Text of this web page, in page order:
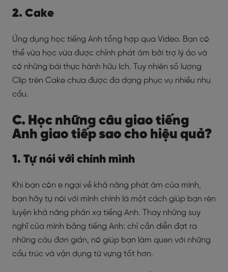
2. Cake
Ứng dụng học tiếng Anh tổng hợp qua Video. Bạn có
thể vừa học vừa được chỉnh phát âm bởi trợ lý ảo và
có những bài thực hành hữu ích. Tuy nhiên số lượng
Clip trên Cake chưa được đa dạng phục vụ nhiều nhu
cầu.
C. Học những câu giao tiếng
Anh giao tiếp sao cho hiệu quả?
1. Tự nói với chính mình
Khi bạn còn e ngại về khả năng phát âm của mình,
bạn hãy tự nói với mình chính là một cách giúp bạn rèn
luyện khả năng phản xạ tiếng Anh. Thay những suy
nghĩ của mình bằng tiếng Anh: chỉ cần diễn đạt ra
những câu đơn giản, nó giúp bạn làm quen với những
cấu trúc và vận dụng từ vựng tốt hơn.